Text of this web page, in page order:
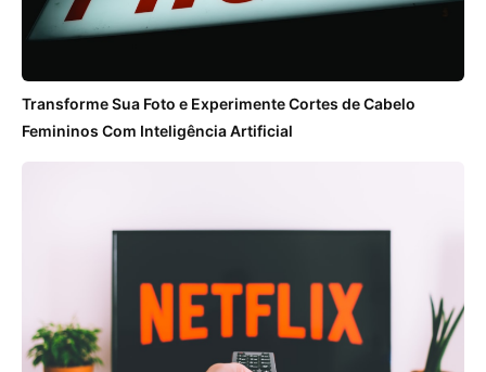
Transforme Sua Foto e Experimente Cortes de Cabelo
Femininos Com Inteligência Artificial